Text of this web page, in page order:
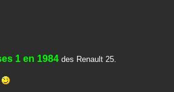
1 en 1984 des Renault 25.